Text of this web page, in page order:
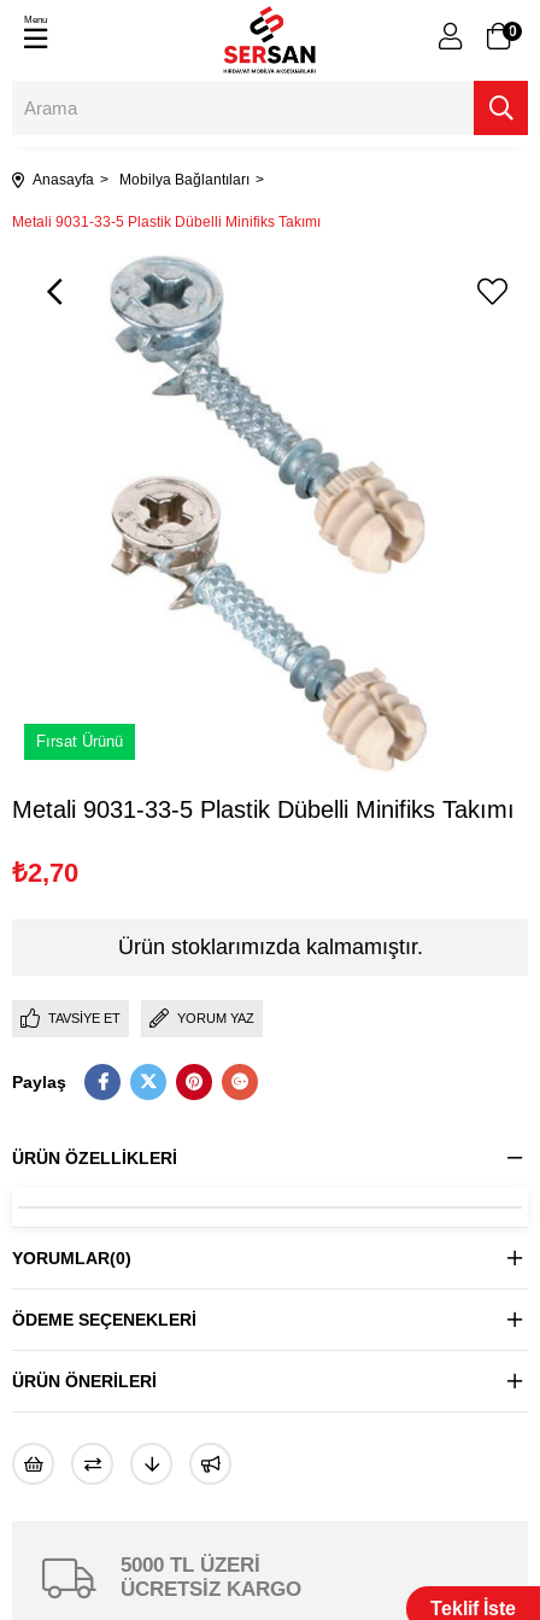
Teklif İste
0
Menu
Anasayfa Mobilya Bağlantıları
Metali 9031-33-5 Plastik Dübelli Minifiks Takımı
Fırsat Ürünü
Metali 9031-33-5 Plastik Dübelli Minifiks Takımı
₺2,70
Ürün stoklarımızda kalmamıştır.
TAVSIYE ET YORUM YAZ
Paylaş
ÜRÜN ÖZELLIKLERI
YORUMLAR(0)
ÖDEME SEÇENEKLERI
ÜRÜN ÖNERILERI
5000 TL ÜZERİ
ÜCRETSİZ KARGO